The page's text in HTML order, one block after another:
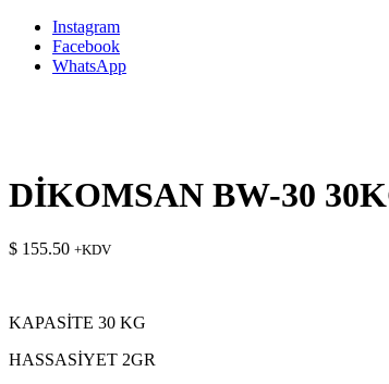
Instagram
Facebook
WhatsApp
DİKOMSAN BW-30
$ 155.50 +KDV
KAPASİTE 30 KG
HASSASİYET 2GR